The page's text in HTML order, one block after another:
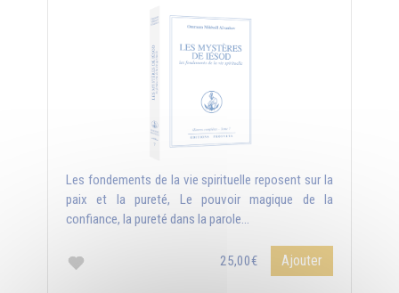
Les fondements de la vie spirituelle reposent sur la
paix et la pureté, Le pouvoir magique de la
confiance, la pureté dans la parole...
25,00€ Ajouter